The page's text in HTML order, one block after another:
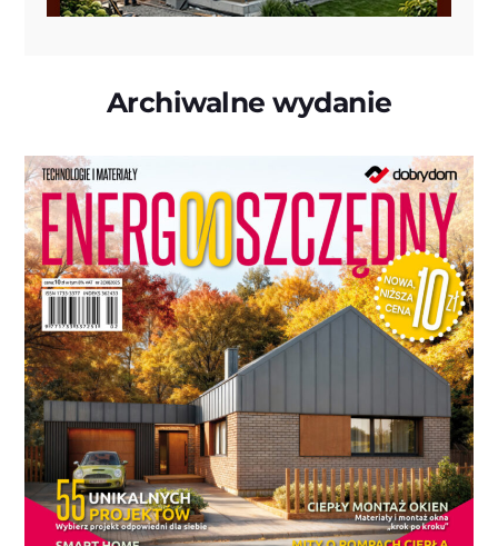
Archiwalne wydanie